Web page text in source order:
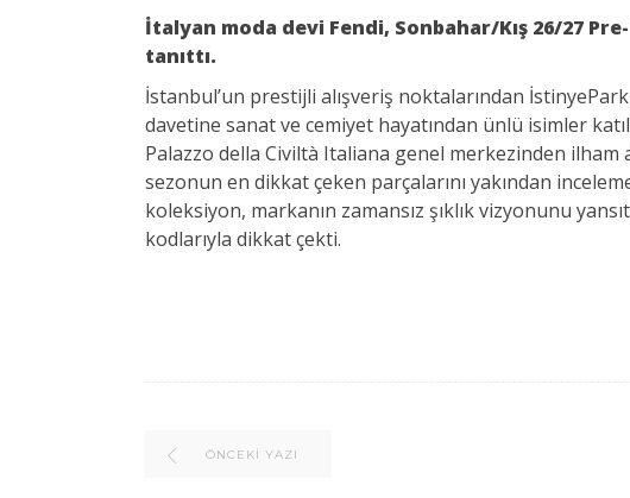
İtalyan moda devi Fendi, Sonbahar/Kış 26/27
tanıttı.
İstanbul’un prestijli alışveriş noktalarından
davetine sanat ve cemiyet hayatından ünlü isimler
Palazzo della Civiltà Italiana genel merkezinden
sezonun en dikkat çeken parçalarını yakından
koleksiyon, markanın zamansız şıklık vizyonunu
kodlarıyla dikkat çekti.
ÖNCEKI YAZI